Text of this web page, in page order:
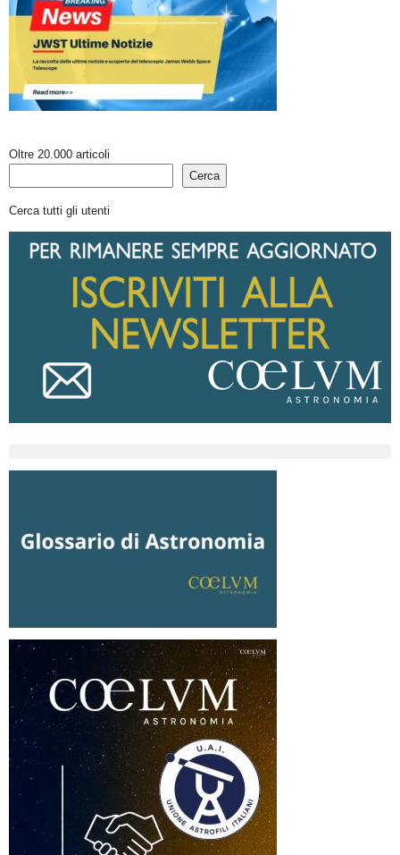
Oltre 20.000 articoli
Cerca
Cerca tutti gli utenti